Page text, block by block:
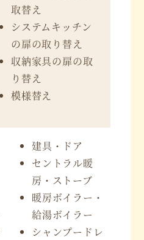
取替え
システムキッチン
の扉の取り替え
収納家具の扉の取
り替え
模様替え
建具・ドア
セントラル暖
房・ストーブ
暖房ボイラー・
給湯ボイラー
シャンプードレ